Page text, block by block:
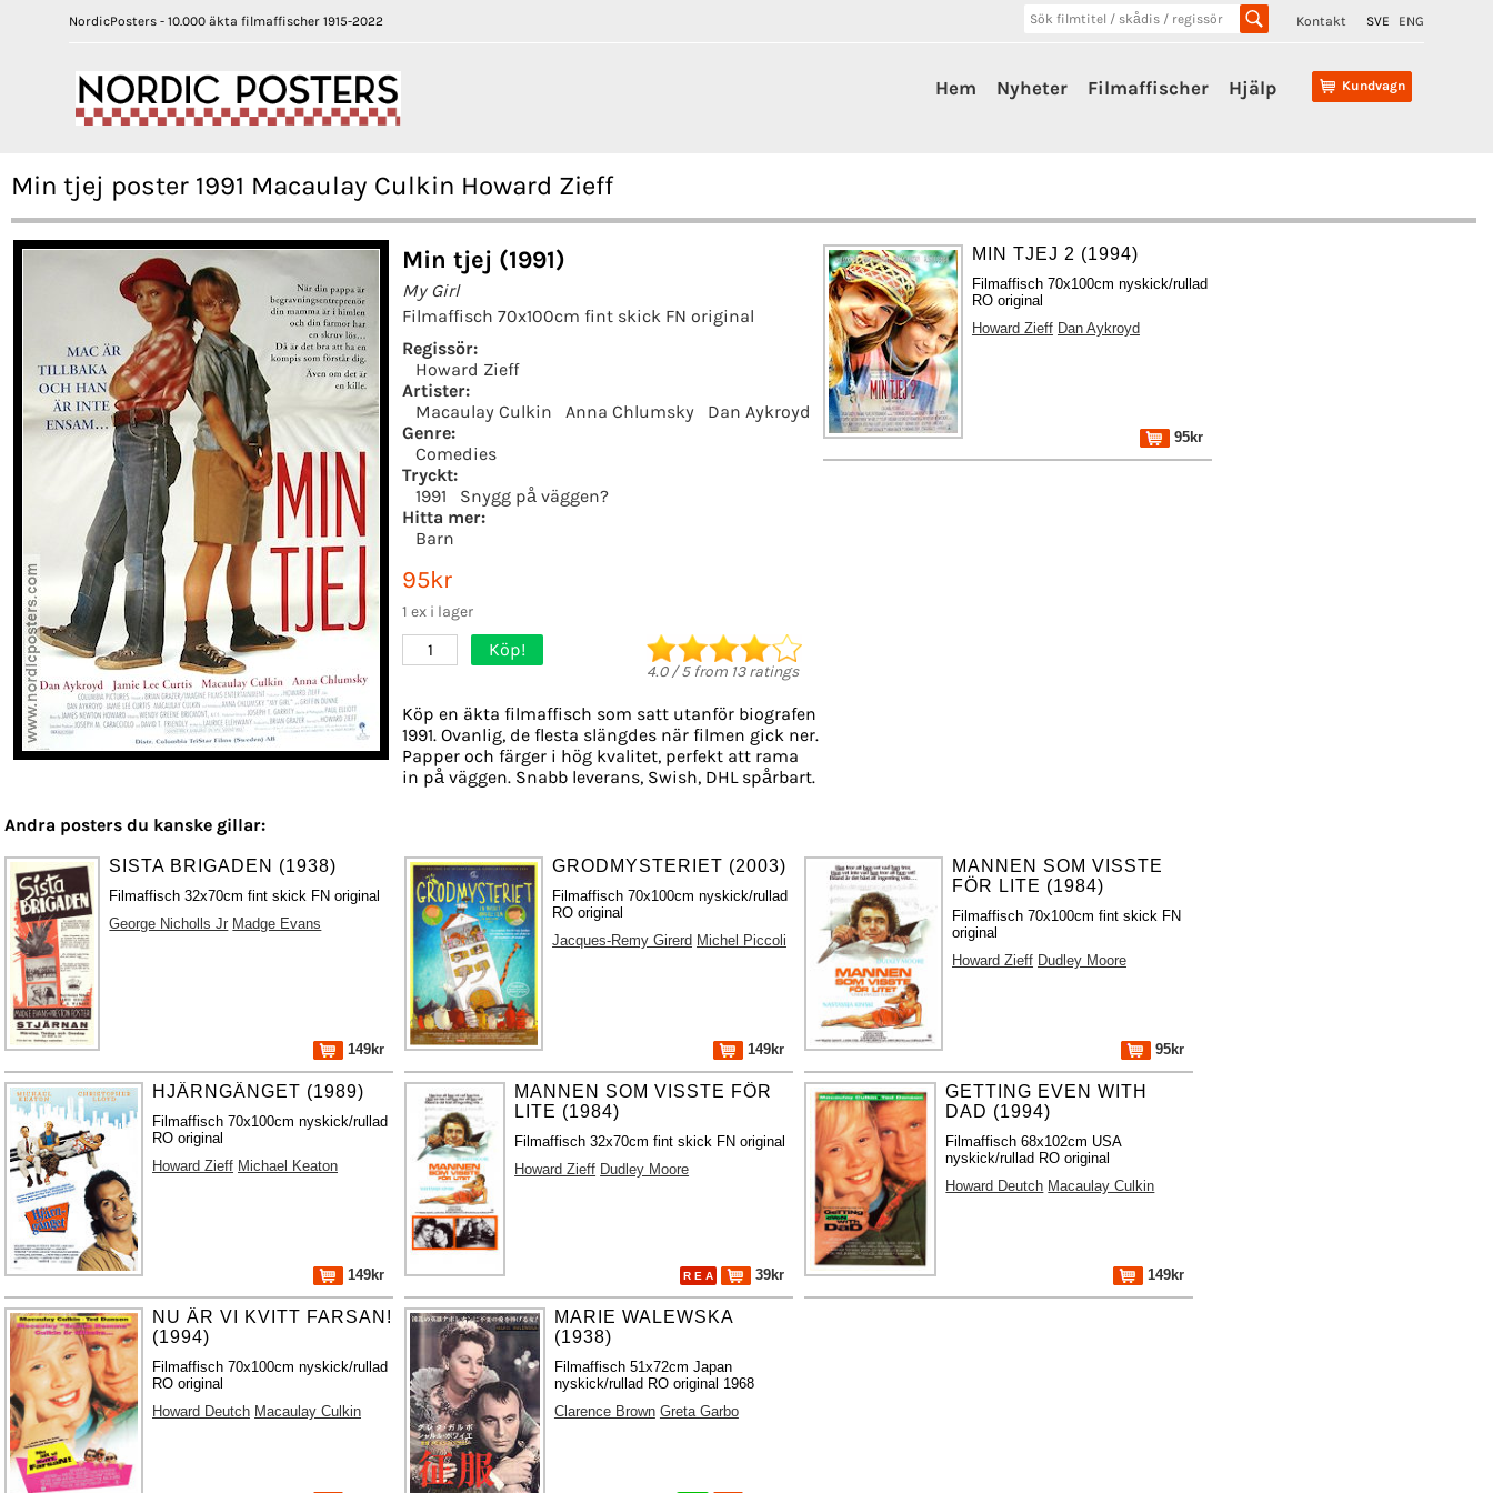
NordicPosters - 10.000 äkta filmaffischer 1915-2022 Kontakt SVE ENG
Kundvagn
Hem Nyheter Filmaffischer Hjälp
Min tjej poster 1991 Macaulay Culkin Howard Zieff
Min tjej (1991)
My Girl
Filmaffisch 70x100cm fint skick FN original
Regissör:
Howard Zieff
Artister:
Macaulay Culkin
Anna Chlumsky
Dan Aykroyd
Genre:
Comedies
Tryckt:
1991
Snygg på väggen?
Hitta mer:
Barn
95kr
1 ex i lager
1 Köp!
4.0/5from 13ratings
Köp en äkta filmaffisch som satt utanför biografen
1991. Ovanlig, de flesta slängdes när filmen gick ner.
Papper och färger i hög kvalitet, perfekt att rama
in på väggen. Snabb leverans, Swish, DHL spårbart.
MIN TJEJ 2 (1994)
Filmaffisch 70x100cm nyskick/rullad
RO original
Howard Zieff Dan Aykroyd
95kr
Andra posters du kanske gillar:
SISTA BRIGADEN (1938)
Filmaffisch 32x70cm fint skick FN original
George Nicholls Jr Madge Evans
149kr
GRODMYSTERIET (2003)
Filmaffisch 70x100cm nyskick/rullad
RO original
Jacques-Remy Girerd Michel Piccoli
149kr
MANNEN SOM VISSTE
FÖR LITE (1984)
Filmaffisch 70x100cm fint skick FN
original
Howard Zieff Dudley Moore
95kr
HJÄRNGÄNGET (1989)
Filmaffisch 70x100cm nyskick/rullad
RO original
Howard Zieff Michael Keaton
149kr
MANNEN SOM VISSTE FÖR
LITE (1984)
Filmaffisch 32x70cm fint skick FN original
Howard Zieff Dudley Moore
R E A 39kr
GETTING EVEN WITH
DAD (1994)
Filmaffisch 68x102cm USA
nyskick/rullad RO original
Howard Deutch Macaulay Culkin
149kr
NU ÄR VI KVITT FARSAN!
(1994)
Filmaffisch 70x100cm nyskick/rullad
RO original
Howard Deutch Macaulay Culkin
MARIE WALEWSKA
(1938)
Filmaffisch 51x72cm Japan
nyskick/rullad RO original 1968
Clarence Brown Greta Garbo